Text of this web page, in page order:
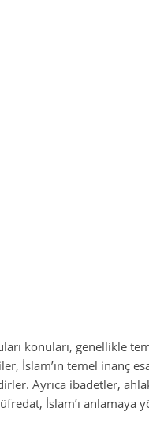
konuları, genellikle
İslam’ın temel inanç
Ayrıca ibadetler,
İslam’ı anlamaya